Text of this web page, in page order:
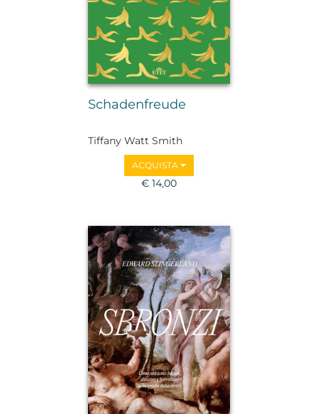
Schadenfreude
Tiffany Watt Smith
ACQUISTA
€ 14,00